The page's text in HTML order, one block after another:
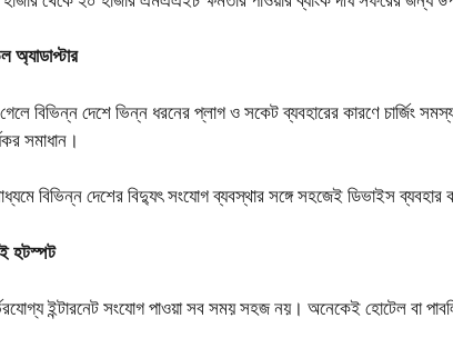
অ্যাডাপ্টার
বিভিন্ন দেশে ভিন্ন ধরনের প্লাগ ও সকেট ব্যবহারের কারণে চার্জিং
সমাধান।
বিভিন্ন দেশের বিদ্যুৎ সংযোগ ব্যবস্থার সঙ্গে সহজেই ডিভাইস ব্যবহার
হটস্পট
ইন্টারনেট সংযোগ পাওয়া সব সময় সহজ নয়। অনেকেই হোটেল বা